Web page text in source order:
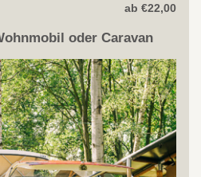
ab €22,00
oder Caravan